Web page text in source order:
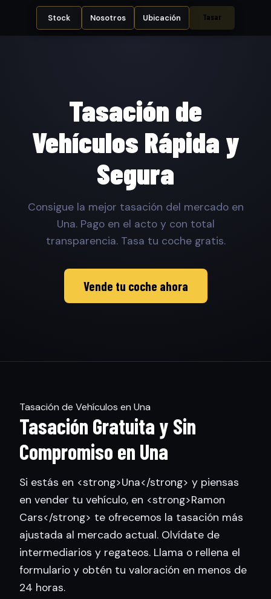
Stock Nosotros Ubicación Tasar
Tasación de
Vehículos Rápida y
Segura
Consigue la mejor tasación del mercado en
Una. Pago en el acto y con total
transparencia. Tasa tu coche gratis.
Vende tu coche ahora
Tasación de Vehículos en Una
Tasación Gratuita y Sin
Compromiso en Una
Si estás en <strong>Una</strong> y piensas
en vender tu vehículo, en <strong>Ramon
Cars</strong> te ofrecemos la tasación más
ajustada al mercado actual. Olvídate de
intermediarios y regateos. Llama o rellena el
formulario y obtén tu valoración en menos de
24 horas.